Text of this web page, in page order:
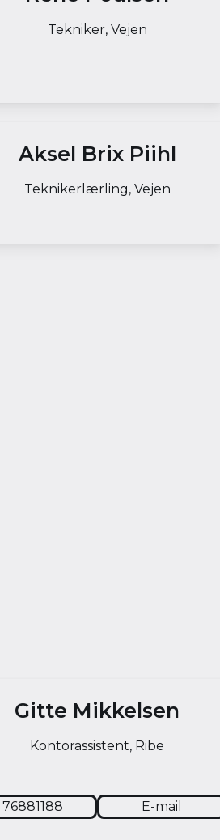
Tekniker, Vejen
Aksel Brix Piihl
Teknikerlærling, Vejen
Gitte Mikkelsen
Kontorassistent, Ribe
76881188 E-mail